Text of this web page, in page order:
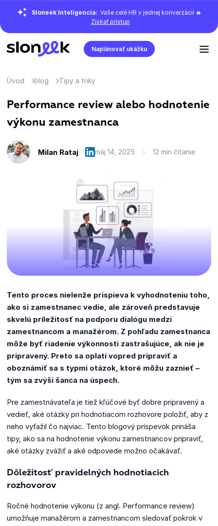
Sloneek Inteligencia: Vaše celé HR v jednej konverzácii 🔥
Získať prístup
Naplánovať ukážku
Úvod blog Tipy a triky
Performance review alebo hodnotenie
výkonu zamestnanca
Milan Rataj máj 14, 2025 12 min čítanie
Tento proces nielenže prispieva k vyhodnoteniu toho,
ako si zamestnanec vedie, ale zároveň predstavuje
skvelú príležitosť na podporu dialógu medzi
zamestnancom a manažérom. Z pohľadu zamestnanca
môže byť riadenie výkonnosti zastrašujúce, ak nie je
pripravený. Preto sa oplatí vopred pripraviť a
oboznámiť sa s typmi otázok, ktoré môžu zaznieť –
tým sa zvýši šanca na úspech.
Pre zamestnávateľa je tiež kľúčové byť dobre pripravený a
vedieť, aké otázky pri hodnotiacom rozhovore položiť, aby z
neho vyťažil čo najviac. Tento blogový príspevok prináša
tipy, ako sa na hodnotenie výkonu zamestnancov pripraviť,
aké otázky zvážiť a aké odpovede možno očakávať.
Dôležitosť pravidelných hodnotiacich
rozhovorov
Ročné hodnotenie výkonu (z angl. Performance review)
umožňuje manažérom a zamestnancom sledovať pokrok v